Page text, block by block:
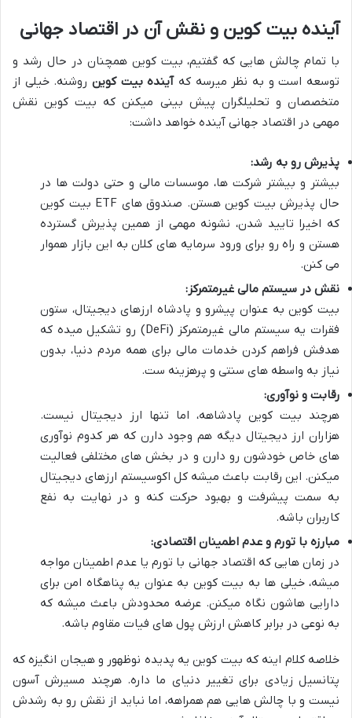
آینده بیت کوین و نقش آن در اقتصاد جهانی
با تمام چالش هایی که گفتیم، بیت کوین همچنان در حال رشد و
توسعه است و به نظر میرسه کهآینده بیت کوین روشنه. خیلی از
متخصصان و تحلیلگران پیش بینی میکنن که بیت کوین نقش
مهمی در اقتصاد جهانی آینده خواهد داشت:
پذیرش رو به رشد:
بیشتر و بیشتر شرکت ها، موسسات مالی و حتی دولت ها در
حال پذیرش بیت کوین هستن. صندوق های ETF بیت کوین
که اخیرا تایید شدن، نشونه مهمی از همین پذیرش گسترده
هستن و راه رو برای ورود سرمایه های کلان به این بازار هموار
می کنن.
نقش در سیستم مالی غیرمتمرکز:
بیت کوین به عنوان پیشرو و پادشاه ارزهای دیجیتال، ستون
فقرات یه سیستم مالی غیرمتمرکز (DeFi) رو تشکیل میده که
هدفش فراهم کردن خدمات مالی برای همه مردم دنیا، بدون
نیاز به واسطه های سنتی و پرهزینه ست.
رقابت و نوآوری:
هرچند بیت کوین پادشاهه، اما تنها ارز دیجیتال نیست.
هزاران ارز دیجیتال دیگه هم وجود دارن که هر کدوم نوآوری
های خاص خودشون رو دارن و در بخش های مختلفی فعالیت
میکنن. این رقابت باعث میشه کل اکوسیستم ارزهای دیجیتال
به سمت پیشرفت و بهبود حرکت کنه و در نهایت به نفع
کاربران باشه.
مبارزه با تورم و عدم اطمینان اقتصادی:
در زمان هایی که اقتصاد جهانی با تورم یا عدم اطمینان مواجه
میشه، خیلی ها به بیت کوین به عنوان یه پناهگاه امن برای
دارایی هاشون نگاه میکنن. عرضه محدودش باعث میشه که
به نوعی در برابر کاهش ارزش پول های فیات مقاوم باشه.
خلاصه کلام اینه که بیت کوین یه پدیده نوظهور و هیجان انگیزه که
پتانسیل زیادی برای تغییر دنیای ما داره. هرچند مسیرش آسون
نیست و با چالش هایی هم همراهه، اما نباید از نقش رو به رشدش